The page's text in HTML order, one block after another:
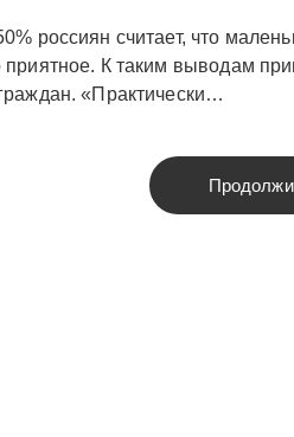
россиян считает, что
приятное. К таким выводам
«Практически…